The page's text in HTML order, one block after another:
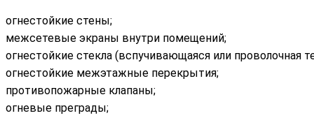
огнестойкие стены;
межсетевые экраны внутри помещений;
огнестойкие стекла (вспучивающаяся или проволочная
огнестойкие межэтажные перекрытия;
противопожарные клапаны;
огневые преграды;